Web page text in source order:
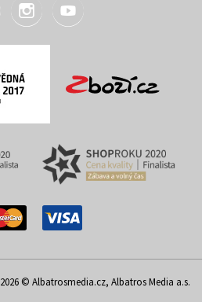
2026 © Albatrosmedia.cz, Albatros Media a.s.